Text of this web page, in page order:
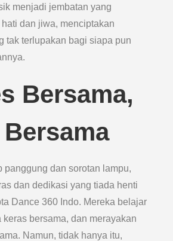
menjadi jembatan yang
dan jiwa, menciptakan
tak terlupakan bagi siapa pun
Bersama,
panggung dan sorotan lampu,
dan dedikasi yang tiada henti
Dance 360 Indo. Mereka belajar
keras bersama, dan merayakan
Namun, tidak hanya itu,